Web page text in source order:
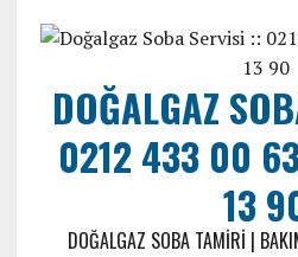
DOĞALGAZ
0212 433 00
13
DOĞALGAZ SOBA TAMIRI |